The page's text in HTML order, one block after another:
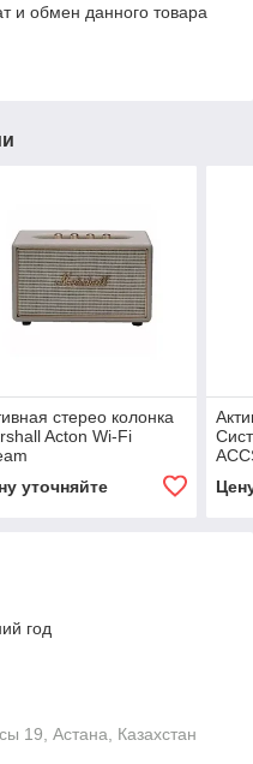
и обмен данного товара
стерео колонка
Acton Wi-Fi
уточняйте
год
19, Астана, Казахстан